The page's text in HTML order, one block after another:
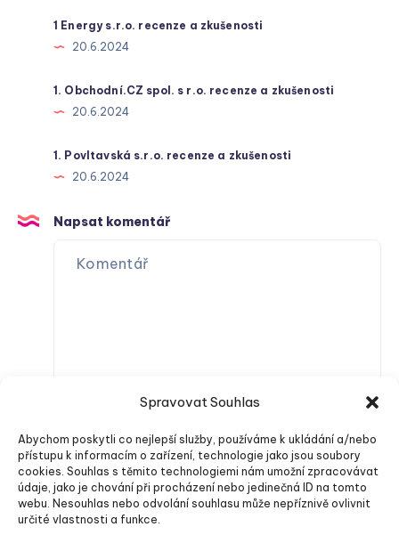
Spravovat Souhlas
Abychom poskytli co nejlepší služby, používáme k ukládání a/nebo
přístupu k informacím o zařízení, technologie jako jsou soubory
cookies. Souhlas s těmito technologiemi nám umožní zpracovávat
údaje, jako je chování při procházení nebo jedinečná ID na tomto
webu. Nesouhlas nebo odvolání souhlasu může nepříznivě ovlivnit
určité vlastnosti a funkce.
1 Energy s.r.o. recenze a zkušenosti
20.6.2024
1. Obchodní.CZ spol. s r.o. recenze a zkušenosti
20.6.2024
1. Povltavská s.r.o. recenze a zkušenosti
20.6.2024
Napsat komentář